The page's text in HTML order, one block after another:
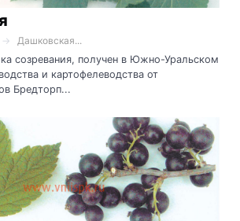
Дашковская...
созревания, получен в Южно-Уральском
и картофелеводства от
Бредторп...